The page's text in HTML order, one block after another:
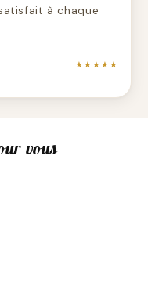
à chaque
★★★★★
vous